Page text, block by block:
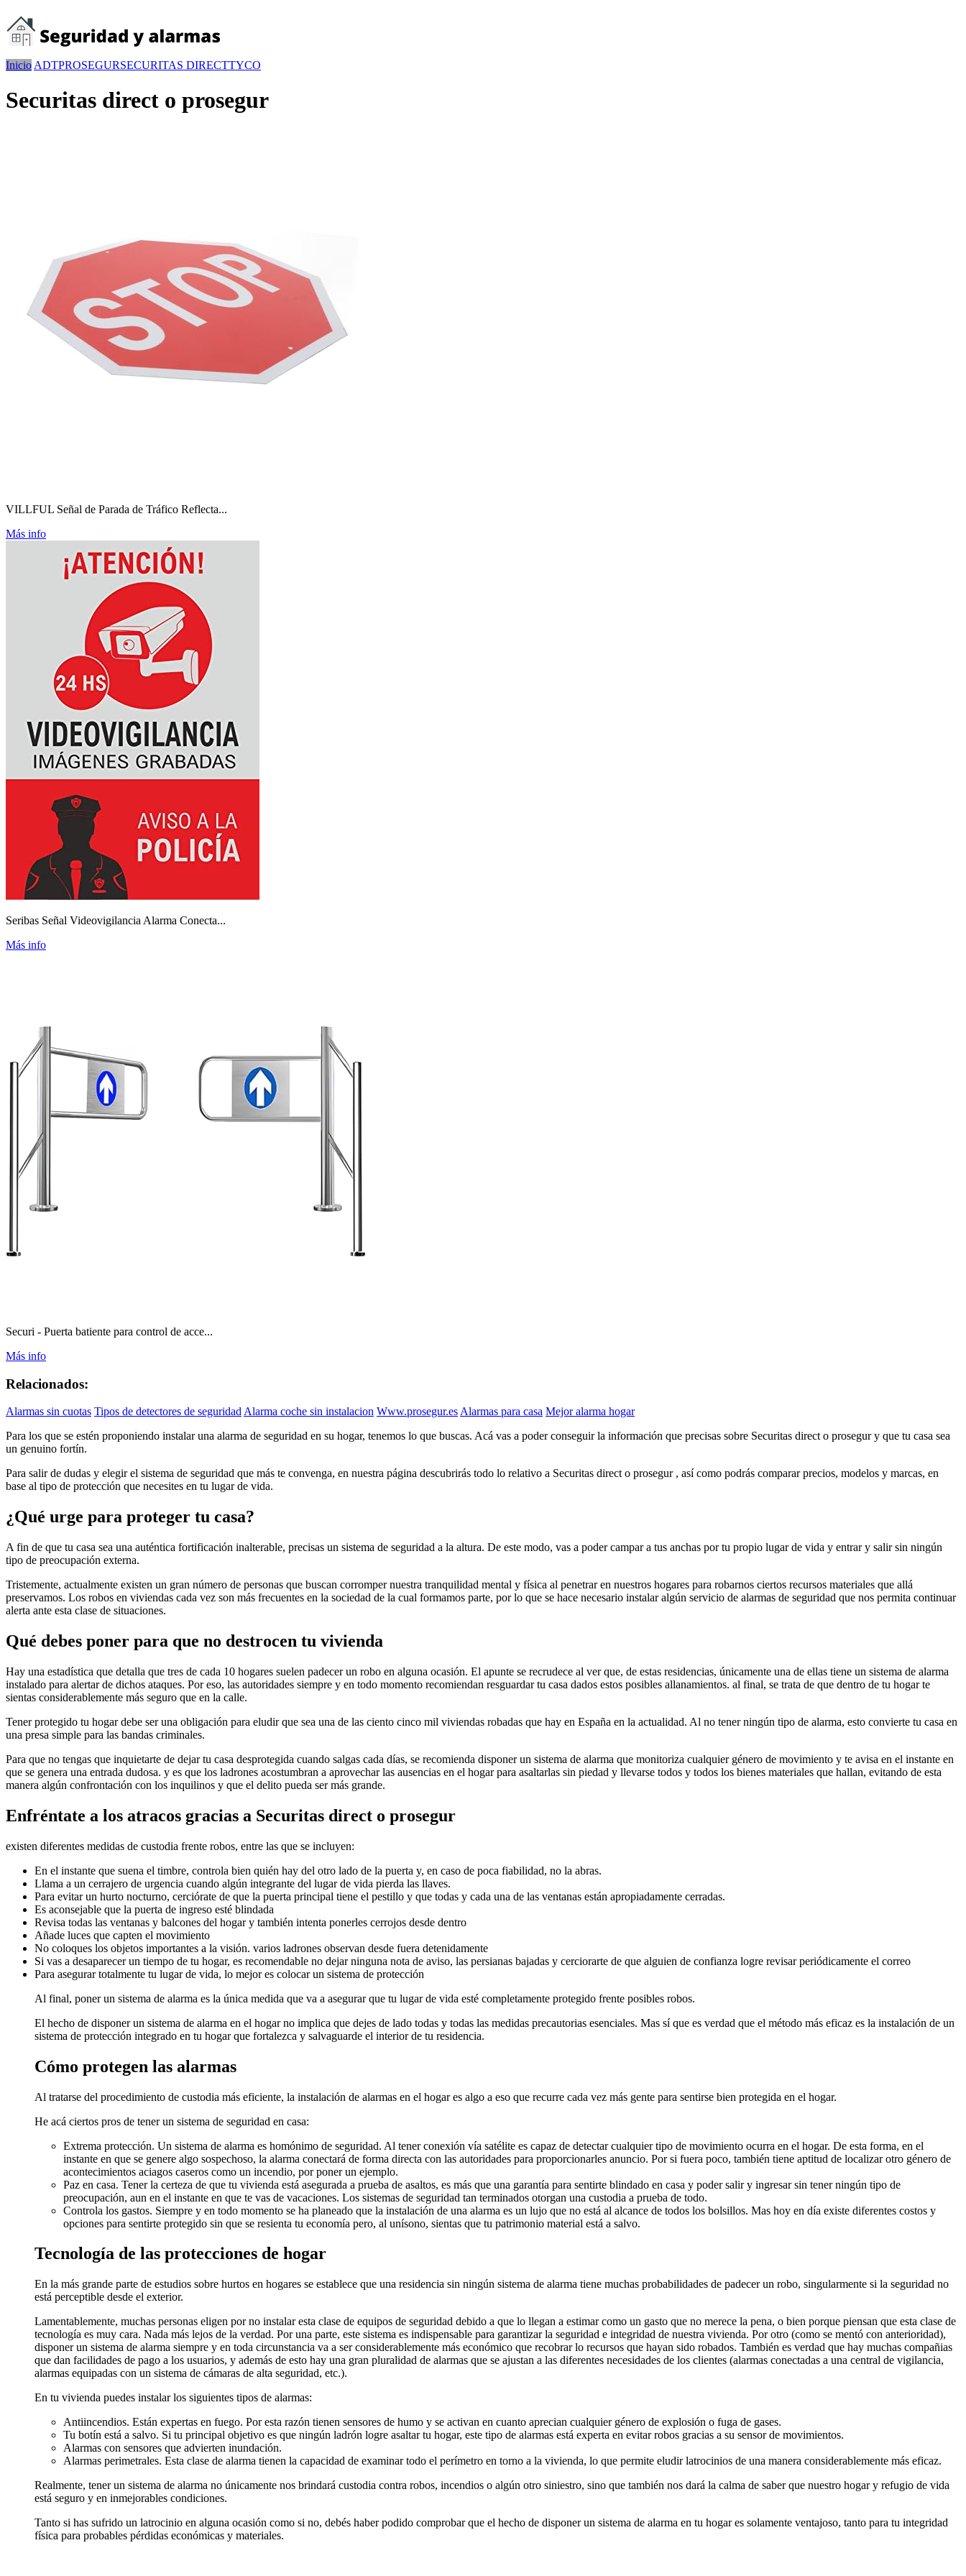
Inicio ADTPROSEGURSECURITAS DIRECTTYCO
Securitas direct o prosegur
VILLFUL Señal de Parada de Tráfico Reflecta...
Más info
Seribas Señal Videovigilancia Alarma Conecta...
Más info
Securi - Puerta batiente para control de acce...
Más info
Relacionados:
Alarmas sin cuotas Tipos de detectores de seguridad Alarma coche sin instalacion Www.prosegur.es Alarmas para casa Mejor alarma hogar
Para los que se estén proponiendo instalar una alarma de seguridad en su hogar, tenemos lo que buscas. Acá vas a poder conseguir la información que precisas sobre Securitas direct o prosegur y que tu casa sea
un genuino fortín.
Para salir de dudas y elegir el sistema de seguridad que más te convenga, en nuestra página descubrirás todo lo relativo a Securitas direct o prosegur , así como podrás comparar precios, modelos y marcas, en
base al tipo de protección que necesites en tu lugar de vida.
¿Qué urge para proteger tu casa?
A fin de que tu casa sea una auténtica fortificación inalterable, precisas un sistema de seguridad a la altura. De este modo, vas a poder campar a tus anchas por tu propio lugar de vida y entrar y salir sin ningún
tipo de preocupación externa.
Tristemente, actualmente existen un gran número de personas que buscan corromper nuestra tranquilidad mental y física al penetrar en nuestros hogares para robarnos ciertos recursos materiales que allá
preservamos. Los robos en viviendas cada vez son más frecuentes en la sociedad de la cual formamos parte, por lo que se hace necesario instalar algún servicio de alarmas de seguridad que nos permita continuar
alerta ante esta clase de situaciones.
Qué debes poner para que no destrocen tu vivienda
Hay una estadística que detalla que tres de cada 10 hogares suelen padecer un robo en alguna ocasión. El apunte se recrudece al ver que, de estas residencias, únicamente una de ellas tiene un sistema de alarma
instalado para alertar de dichos ataques. Por eso, las autoridades siempre y en todo momento recomiendan resguardar tu casa dados estos posibles allanamientos. al final, se trata de que dentro de tu hogar te
sientas considerablemente más seguro que en la calle.
Tener protegido tu hogar debe ser una obligación para eludir que sea una de las ciento cinco mil viviendas robadas que hay en España en la actualidad. Al no tener ningún tipo de alarma, esto convierte tu casa en
una presa simple para las bandas criminales.
Para que no tengas que inquietarte de dejar tu casa desprotegida cuando salgas cada días, se recomienda disponer un sistema de alarma que monitoriza cualquier género de movimiento y te avisa en el instante en
que se genera una entrada dudosa. y es que los ladrones acostumbran a aprovechar las ausencias en el hogar para asaltarlas sin piedad y llevarse todos y todos los bienes materiales que hallan, evitando de esta
manera algún confrontación con los inquilinos y que el delito pueda ser más grande.
Enfréntate a los atracos gracias a Securitas direct o prosegur
existen diferentes medidas de custodia frente robos, entre las que se incluyen:
En el instante que suena el timbre, controla bien quién hay del otro lado de la puerta y, en caso de poca fiabilidad, no la abras.
Llama a un cerrajero de urgencia cuando algún integrante del lugar de vida pierda las llaves.
Para evitar un hurto nocturno, cerciórate de que la puerta principal tiene el pestillo y que todas y cada una de las ventanas están apropiadamente cerradas.
Es aconsejable que la puerta de ingreso esté blindada
Revisa todas las ventanas y balcones del hogar y también intenta ponerles cerrojos desde dentro
Añade luces que capten el movimiento
No coloques los objetos importantes a la visión. varios ladrones observan desde fuera detenidamente
Si vas a desaparecer un tiempo de tu hogar, es recomendable no dejar ninguna nota de aviso, las persianas bajadas y cerciorarte de que alguien de confianza logre revisar periódicamente el correo
Para asegurar totalmente tu lugar de vida, lo mejor es colocar un sistema de protección
Al final, poner un sistema de alarma es la única medida que va a asegurar que tu lugar de vida esté completamente protegido frente posibles robos.
El hecho de disponer un sistema de alarma en el hogar no implica que dejes de lado todas y todas las medidas precautorias esenciales. Mas sí que es verdad que el método más eficaz es la instalación de un
sistema de protección integrado en tu hogar que fortalezca y salvaguarde el interior de tu residencia.
Cómo protegen las alarmas
Al tratarse del procedimiento de custodia más eficiente, la instalación de alarmas en el hogar es algo a eso que recurre cada vez más gente para sentirse bien protegida en el hogar.
He acá ciertos pros de tener un sistema de seguridad en casa:
Extrema protección. Un sistema de alarma es homónimo de seguridad. Al tener conexión vía satélite es capaz de detectar cualquier tipo de movimiento ocurra en el hogar. De esta forma, en el
instante en que se genere algo sospechoso, la alarma conectará de forma directa con las autoridades para proporcionarles anuncio. Por si fuera poco, también tiene aptitud de localizar otro género de
acontecimientos aciagos caseros como un incendio, por poner un ejemplo.
Paz en casa. Tener la certeza de que tu vivienda está asegurada a prueba de asaltos, es más que una garantía para sentirte blindado en casa y poder salir y ingresar sin tener ningún tipo de
preocupación, aun en el instante en que te vas de vacaciones. Los sistemas de seguridad tan terminados otorgan una custodia a prueba de todo.
Controla los gastos. Siempre y en todo momento se ha planeado que la instalación de una alarma es un lujo que no está al alcance de todos los bolsillos. Mas hoy en día existe diferentes costos y
opciones para sentirte protegido sin que se resienta tu economía pero, al unísono, sientas que tu patrimonio material está a salvo.
Tecnología de las protecciones de hogar
En la más grande parte de estudios sobre hurtos en hogares se establece que una residencia sin ningún sistema de alarma tiene muchas probabilidades de padecer un robo, singularmente si la seguridad no
está perceptible desde el exterior.
Lamentablemente, muchas personas eligen por no instalar esta clase de equipos de seguridad debido a que lo llegan a estimar como un gasto que no merece la pena, o bien porque piensan que esta clase de
tecnología es muy cara. Nada más lejos de la verdad. Por una parte, este sistema es indispensable para garantizar la seguridad e integridad de nuestra vivienda. Por otro (como se mentó con anterioridad),
disponer un sistema de alarma siempre y en toda circunstancia va a ser considerablemente más económico que recobrar lo recursos que hayan sido robados. También es verdad que hay muchas compañias
que dan facilidades de pago a los usuarios, y además de esto hay una gran pluralidad de alarmas que se ajustan a las diferentes necesidades de los clientes (alarmas conectadas a una central de vigilancia,
alarmas equipadas con un sistema de cámaras de alta seguridad, etc.).
En tu vivienda puedes instalar los siguientes tipos de alarmas:
Antiincendios. Están expertas en fuego. Por esta razón tienen sensores de humo y se activan en cuanto aprecian cualquier género de explosión o fuga de gases.
Tu botín está a salvo. Si tu principal objetivo es que ningún ladrón logre asaltar tu hogar, este tipo de alarmas está experta en evitar robos gracias a su sensor de movimientos.
Alarmas con sensores que advierten inundación.
Alarmas perimetrales. Esta clase de alarma tienen la capacidad de examinar todo el perímetro en torno a la vivienda, lo que permite eludir latrocinios de una manera considerablemente más eficaz.
Realmente, tener un sistema de alarma no únicamente nos brindará custodia contra robos, incendios o algún otro siniestro, sino que también nos dará la calma de saber que nuestro hogar y refugio de vida
está seguro y en inmejorables condiciones.
Tanto si has sufrido un latrocinio en alguna ocasión como si no, debés haber podido comprobar que el hecho de disponer un sistema de alarma en tu hogar es solamente ventajoso, tanto para tu integridad
física para probables pérdidas económicas y materiales.